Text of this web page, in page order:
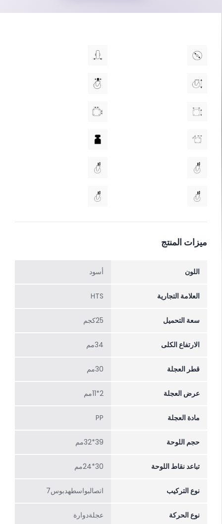
ميزات المنتج
اللون أسود
العلامة التجارية HTS
سعة التحميل 25كجم
الارتفاع الکلی 34مم
قطر العجلة 30مم
عرض العجلة 2*11مم
مادة العجلة PP
حجم اللوحة 39*32مم
تباعد نقاط اللوحة 30*24مم
نوع التركيب اتصالبواسطهدبوس7
نوع الحركة عجلةدوارة